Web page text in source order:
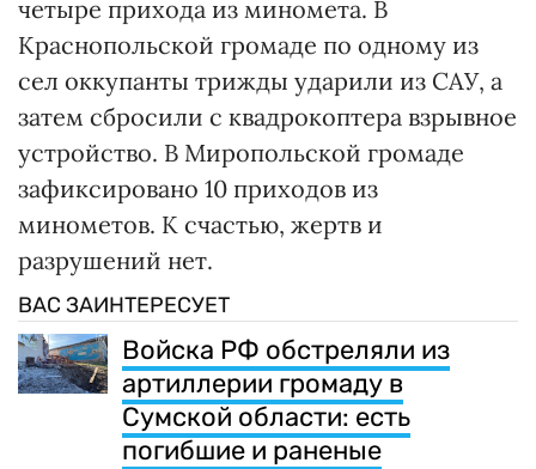
четыре прихода из миномета. В
Краснопольской громаде по одному из
сел оккупанты трижды ударили из САУ, а
затем сбросили с квадрокоптера взрывное
устройство. В Миропольской громаде
зафиксировано 10 приходов из
минометов. К счастью, жертв и
разрушений нет.
ВАС ЗАИНТЕРЕСУЕТ
Войска РФ обстреляли из
артиллерии громаду в
Сумской области: есть
погибшие и раненые